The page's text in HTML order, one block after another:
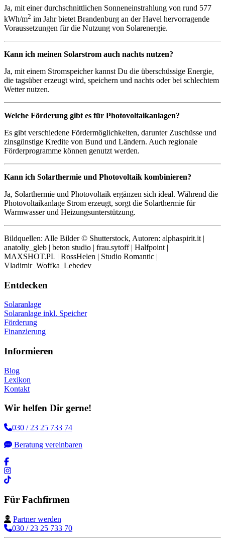
Ja, mit einer durchschnittlichen Sonneneinstrahlung von rund 577
kWh/m2 im Jahr bietet Brandenburg an der Havel hervorragende
Voraussetzungen für die Nutzung von Solarenergie.
Kann ich meinen Solarstrom auch nachts nutzen?
Ja, mit einem Stromspeicher kannst Du die überschüssige Energie,
die tagsüber erzeugt wird, speichern und nachts oder bei schlechtem
Wetter nutzen.
Welche Förderung gibt es für Photovoltaikanlagen?
Es gibt verschiedene Fördermöglichkeiten, darunter Zuschüsse und
zinsgünstige Kredite von Bund und Ländern. Auch regionale
Förderprogramme können genutzt werden.
Kann ich Solarthermie und Photovoltaik kombinieren?
Ja, Solarthermie und Photovoltaik ergänzen sich ideal. Während die
Photovoltaikanlage Strom erzeugt, sorgt die Solarthermie für
Warmwasser und Heizungsunterstützung.
Bildquellen: Alle Bilder © Shutterstock, Autoren: alphaspirit.it |
anatoliy_gleb | beton studio | frau.sytoff | Halfpoint |
MAXSHOT.PL | RossHelen | Studio Romantic |
Vladimir_Woffka_Lebedev
Entdecken
Solaranlage
Solaranlage inkl. Speicher
Förderung
Finanzierung
Informieren
Blog
Lexikon
Kontakt
Wir helfen Dir gerne!
030 / 23 25 733 74
Beratung vereinbaren
Für Fachfirmen
Partner werden
030 / 23 25 733 70